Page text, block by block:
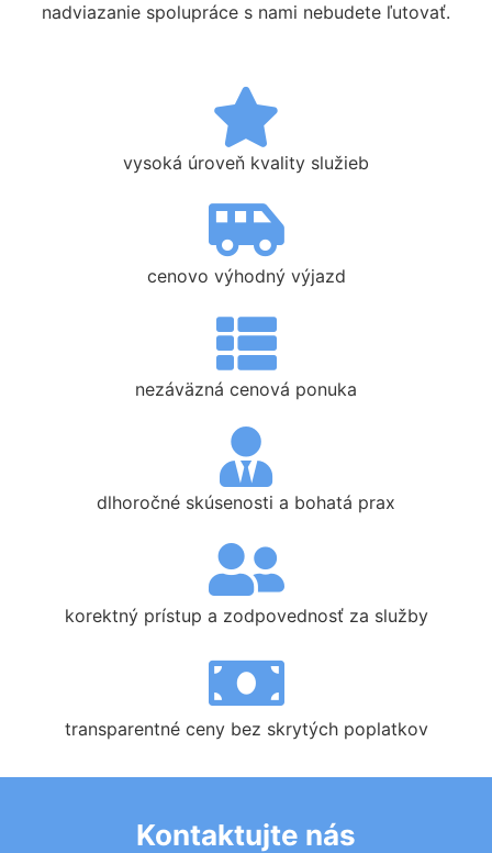
nadviazanie spolupráce s nami nebudete ľutovať.
vysoká úroveň kvality služieb
cenovo výhodný výjazd
nezáväzná cenová ponuka
dlhoročné skúsenosti a bohatá prax
korektný prístup a zodpovednosť za služby
transparentné ceny bez skrytých poplatkov
Kontaktujte nás